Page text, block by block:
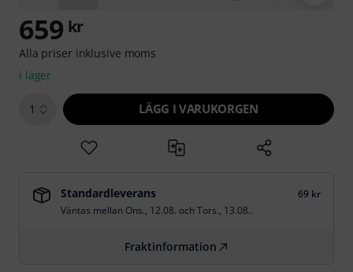
659 kr
Alla priser inklusive moms
i lager
1 LÄGG I VARUKORGEN
Standardleverans
69 kr
Väntas mellan Ons., 12.08. ochTors., 13.08..
Fraktinformation